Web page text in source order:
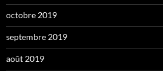
octobre 2019
septembre 2019
août 2019